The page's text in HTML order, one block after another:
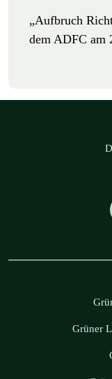
„Aufbruch
dem ADFC am
Grüner